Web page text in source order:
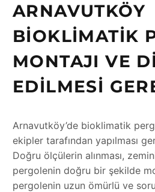
ARNAVUTKÖY
BIOKLIMATIK
MONTAJI VE
EDILMESI
Arnavutköy’de bioklimatik
ekipler tarafından yapılması
Doğru ölçülerin alınması,
pergolenin doğru bir şekilde
pergolenin uzun ömürlü ve